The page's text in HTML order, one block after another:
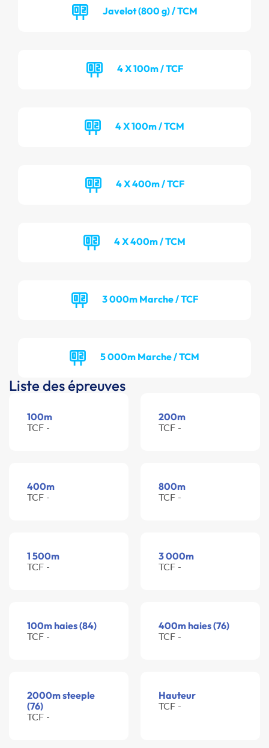
Javelot (800 g) / TCM
4 X 100m / TCF
4 X 100m / TCM
4 X 400m / TCF
4 X 400m / TCM
3 000m Marche / TCF
5 000m Marche / TCM
Liste des épreuves
100m
TCF -
200m
TCF -
400m
TCF -
800m
TCF -
1 500m
TCF -
3 000m
TCF -
100m haies (84)
TCF -
400m haies (76)
TCF -
2000m steeple
(76)
TCF -
Hauteur
TCF -